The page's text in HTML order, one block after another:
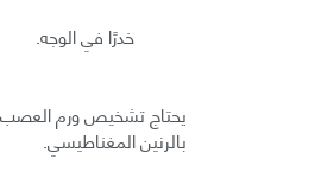
خدرًا في الوجه.
يحتاج تشخيص ورم العصب
بالرنين المغناطيسي.